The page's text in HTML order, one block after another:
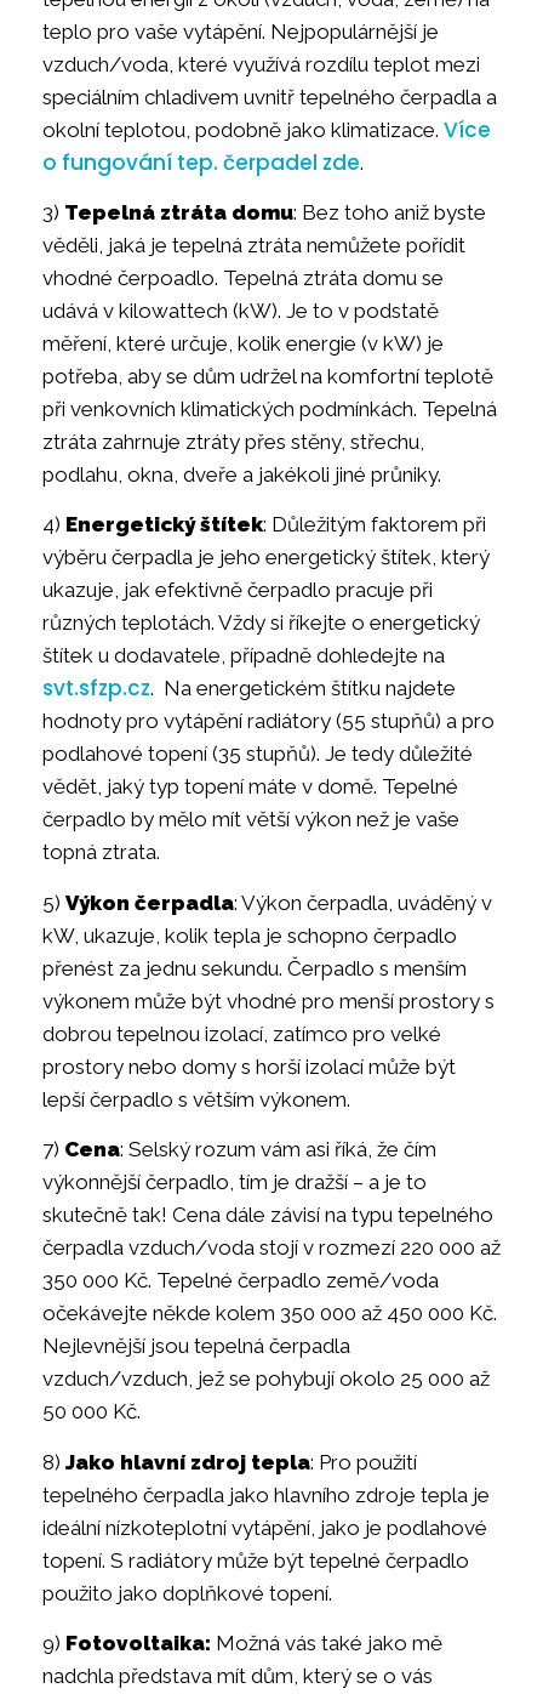
teplo pro vaše vytápění. Nejpopulárnější je
vzduch/voda, které využívá rozdílu teplot mezi
speciálním chladivem uvnitř tepelného čerpadla a
okolní teplotou, podobně jako klimatizace. Více
o fungování tep. čerpadel zde.
3) Tepelná ztráta domu: Bez toho aniž byste
věděli, jaká je tepelná ztráta nemůžete pořídit
vhodné čerpoadlo. Tepelná ztráta domu se
udává v kilowattech (kW). Je to v podstatě
měření, které určuje, kolik energie (v kW) je
potřeba, aby se dům udržel na komfortní teplotě
při venkovních klimatických podmínkách. Tepelná
ztráta zahrnuje ztráty přes stěny, střechu,
podlahu, okna, dveře a jakékoli jiné průniky.
4) Energetický štítek: Důležitým faktorem při
výběru čerpadla je jeho energetický štítek, který
ukazuje, jak efektivně čerpadlo pracuje při
různých teplotách. Vždy si říkejte o energetický
štítek u dodavatele, případně dohledejte na
svt.sfzp.cz. Na energetickém štítku najdete
hodnoty pro vytápění radiátory (55 stupňů) a pro
podlahové topení (35 stupňů). Je tedy důležité
vědět, jaký typ topení máte v domě. Tepelné
čerpadlo by mělo mít větší výkon než je vaše
topná ztrata.
5) Výkon čerpadla: Výkon čerpadla, uváděný v
kW, ukazuje, kolik tepla je schopno čerpadlo
přenést za jednu sekundu. Čerpadlo s menším
výkonem může být vhodné pro menší prostory s
dobrou tepelnou izolací, zatímco pro velké
prostory nebo domy s horší izolací může být
lepší čerpadlo s větším výkonem.
7) Cena: Selský rozum vám asi říká, že čím
výkonnější čerpadlo, tím je dražší – a je to
skutečně tak! Cena dále závisí na typu tepelného
čerpadla vzduch/voda stojí v rozmezí 220 000 až
350 000 Kč. Tepelné čerpadlo země/voda
očekávejte někde kolem 350 000 až 450 000 Kč.
Nejlevnější jsou tepelná čerpadla
vzduch/vzduch, jež se pohybují okolo 25 000 až
50 000 Kč.
8) Jako hlavní zdroj tepla: Pro použití
tepelného čerpadla jako hlavního zdroje tepla je
ideální nízkoteplotní vytápění, jako je podlahové
topení. S radiátory může být tepelné čerpadlo
použito jako doplňkové topení.
9) Fotovoltaika: Možná vás také jako mě
nadchla představa mít dům, který se o vás